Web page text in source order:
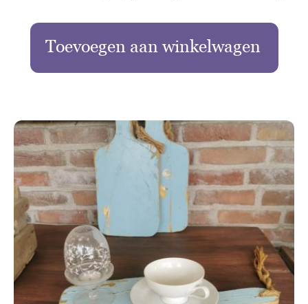
Toevoegen aan winkelwagen